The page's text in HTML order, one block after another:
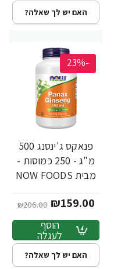
האם יש לך שאלה?
-23%
פנאקס ג'ינסנג 500
מ"ג - 250 כמוסות -
מבית NOW FOODS
₪159.00
₪206.00
הוסף
לעגלה
האם יש לך שאלה?